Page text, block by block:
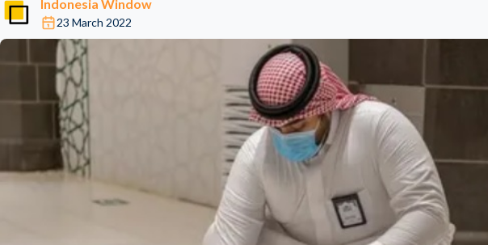
Indonesia Window
23 March 2022